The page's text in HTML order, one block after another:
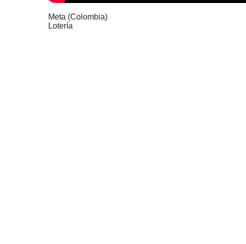
Meta (Colombia)
Lotería